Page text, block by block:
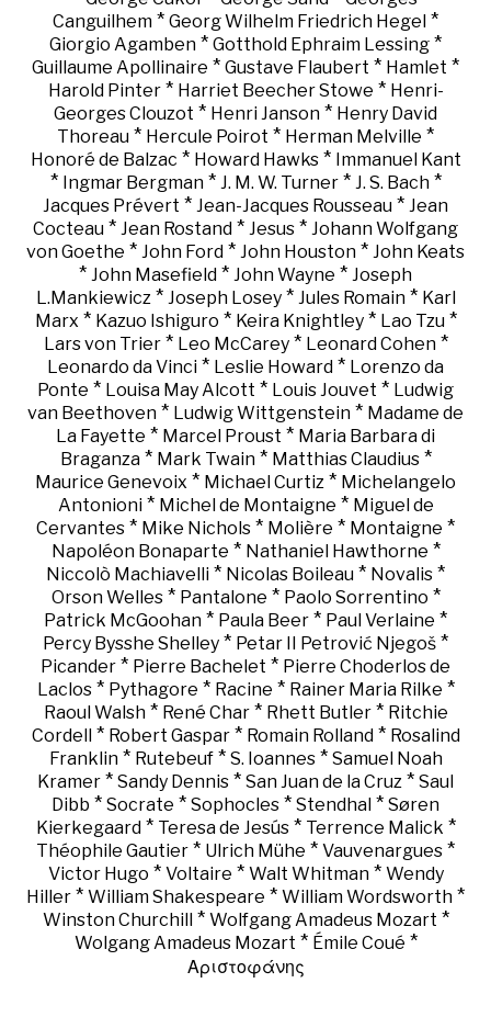
Canguilhem * Georg Wilhelm Friedrich Hegel *
Giorgio Agamben * Gotthold Ephraim Lessing *
Guillaume Apollinaire * Gustave Flaubert * Hamlet *
Harold Pinter* Harriet Beecher Stowe * Henri-
Georges Clouzot * Henri Janson * Henry David
Thoreau * Hercule Poirot * Herman Melville *
Honoré de Balzac * Howard Hawks* Immanuel Kant
* Ingmar Bergman* J. M. W. Turner* J. S. Bach*
Jacques Prévert * Jean-Jacques Rousseau * Jean
Cocteau * Jean Rostand * Jesus * Johann Wolfgang
von Goethe * John Ford * John Houston * John Keats
* John Masefield * John Wayne * Joseph
L.Mankiewicz* Joseph Losey* Jules Romain* Karl
Marx * Kazuo Ishiguro * Keira Knightley* Lao Tzu*
Lars von Trier* Leo McCarey* Leonard Cohen*
Leonardo da Vinci * Leslie Howard * Lorenzo da
Ponte * Louisa May Alcott * Louis Jouvet * Ludwig
van Beethoven * Ludwig Wittgenstein * Madame de
La Fayette * Marcel Proust * Maria Barbara di
Braganza* Mark Twain* Matthias Claudius*
Maurice Genevoix * Michael Curtiz * Michelangelo
Antonioni* Michel de Montaigne * Miguel de
Cervantes * Mike Nichols * Molière * Montaigne *
Napoléon Bonaparte * Nathaniel Hawthorne *
Niccolò Machiavelli * Nicolas Boileau * Novalis *
Orson Welles* Pantalone * Paolo Sorrentino *
Patrick McGoohan * Paula Beer * Paul Verlaine *
Percy Bysshe Shelley * Petar II Petrović Njegoš *
Picander * Pierre Bachelet * Pierre Choderlos de
Laclos* Pythagore * Racine * Rainer Maria Rilke *
Raoul Walsh* René Char* Rhett Butler* Ritchie
Cordell * Robert Gaspar* Romain Rolland* Rosalind
Franklin* Rutebeuf* S. Ioannes* Samuel Noah
Kramer * Sandy Dennis * San Juan de la Cruz * Saul
Dibb * Socrate * Sophocles * Stendhal * Søren
Kierkegaard* Teresa de Jesús* Terrence Malick *
Théophile Gautier * Ulrich Mühe * Vauvenargues *
Victor Hugo * Voltaire * Walt Whitman* Wendy
Hiller * William Shakespeare * William Wordsworth *
Winston Churchill * Wolfgang Amadeus Mozart *
Wolgang Amadeus Mozart * Émile Coué *
Αριστοφάνης